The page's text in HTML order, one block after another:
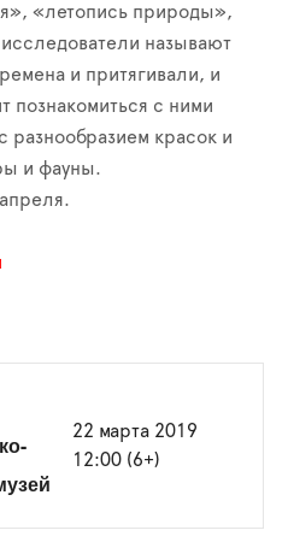
«летопись природы»,
называют
и притягивали, и
познакомиться с ними
разнообразием красок и
и фауны.
22 марта 2019
12:00 (6+)